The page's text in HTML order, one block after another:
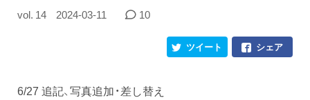
vol. 14 2024-03-11 10
シェア
ツイート
6/27 追記、写真追加・差し替え